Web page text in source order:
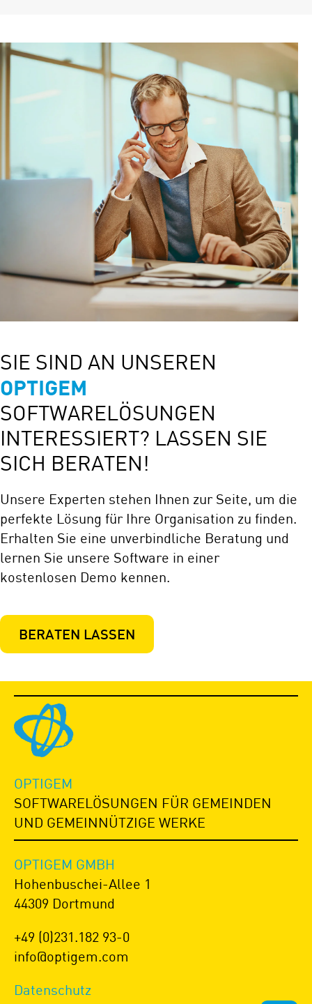
SIE SIND AN UNSEREN
OPTIGEM
SOFTWARELÖSUNGEN
INTERESSIERT? LASSEN SIE
SICH BERATEN!
Unsere Experten stehen Ihnen zur Seite, um die
perfekte Lösung für Ihre Organisation zu finden.
Erhalten Sie eine unverbindliche Beratung und
lernen Sie unsere Software in einer
kostenlosen Demo kennen.
BERATEN LASSEN
OPTIGEM
SOFTWARELÖSUNGEN FÜR GEMEINDEN
UND GEMEINNÜTZIGE WERKE
OPTIGEM GMBH
Hohenbuschei-Allee 1
44309 Dortmund
+49 (0)231.182 93-0
info@optigem.com
Datenschutz